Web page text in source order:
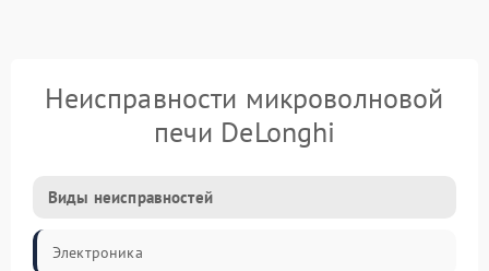
Неисправности микроволновой
печи DeLonghi
Виды неисправностей
Электроника